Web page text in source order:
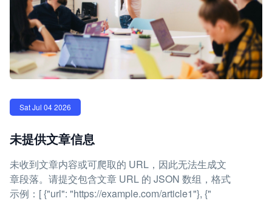
Sat Jul 04 2026
未提供文章信息
未收到文章内容或可爬取的 URL，因此无法生成文
章段落。请提交包含文章 URL 的 JSON 数组，格式
示例：[ {"url": "https://example.com/article1"}, {"